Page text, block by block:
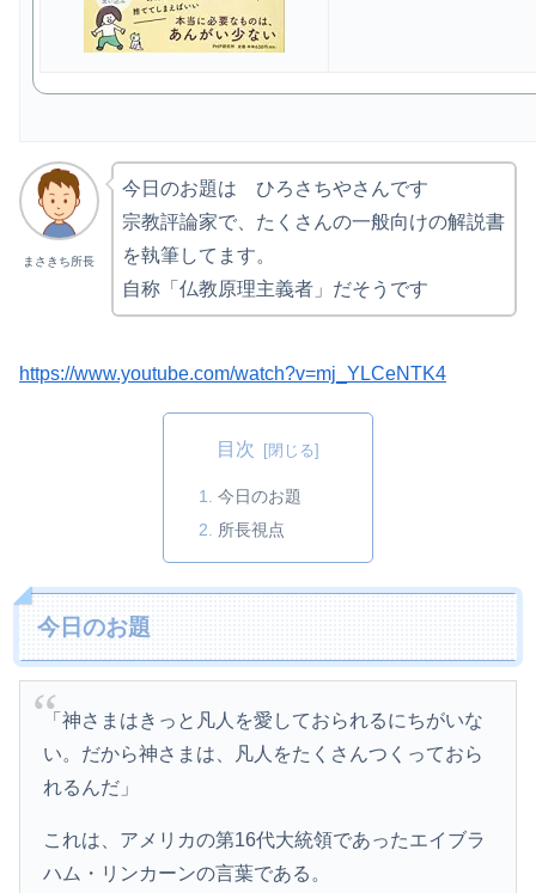
まさきち所長
今日のお題は ひろさちやさんです
宗教評論家で、たくさんの一般向けの解説書
を執筆してます。
自称「仏教原理主義者」だそうです
https://www.youtube.com/watch?v=mj_YLCeNTK4
目次
今日のお題
所長視点
今日のお題
「神さまはきっと凡人を愛しておられるにちがいな
い。だから神さまは、凡人をたくさんつくっておら
れるんだ」
これは、アメリカの第16代大統領であったエイブラ
ハム・リンカーンの言葉である。